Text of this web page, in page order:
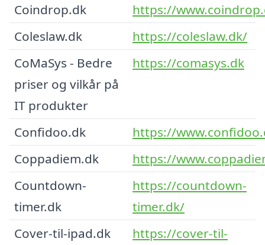
Coindrop.dk
https://
Coleslaw.dk
https://coleslaw.dk/
CoMaSys - Bedre
priser og vilkår på
IT produkter
https://comasys.dk
Confidoo.dk
https://
Coppadiem.dk
https://
Countdown-
timer.dk
https://countdown-
timer.dk/
Cover-til-ipad.dk
https://cover-til-